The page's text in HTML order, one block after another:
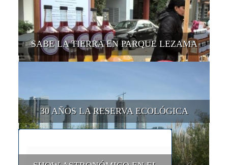
SABE LA TIERRA EN PARQUE LEZAMA
30 AÑOS LA RESERVA ECOLÓGICA